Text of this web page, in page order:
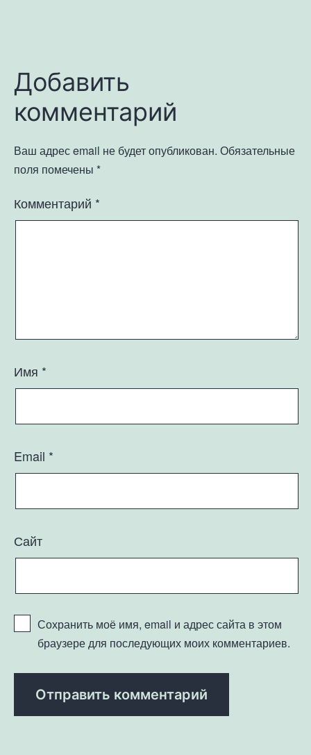
Добавить
комментарий
Ваш адрес email не будет опубликован. Обязательные
поля помечены *
Комментарий *
Имя *
Email *
Сайт
Сохранить моё имя, email и адрес сайта в этом
браузере для последующих моих комментариев.